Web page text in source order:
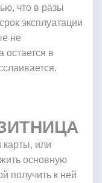
что в разы
эксплуатации
не
остается в
карты, или
основную
получить к ней